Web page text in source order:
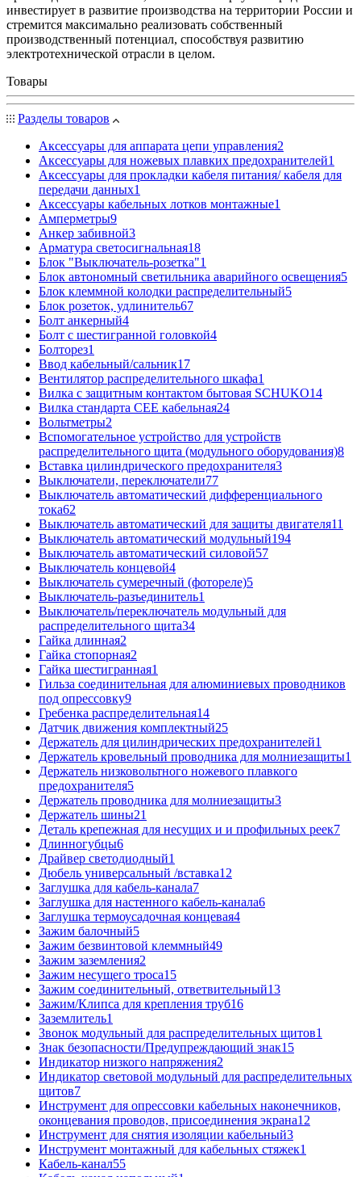
инвестирует в развитие производства на территории России и
стремится максимально реализовать собственный
производственный потенциал, способствуя развитию
электротехнической отрасли в целом.
Товары
Разделы товаров
Аксессуары для аппарата цепи управления2
Аксессуары для ножевых плавких предохранителей1
Аксессуары для прокладки кабеля питания/ кабеля для
передачи данных1
Аксессуары кабельных лотков монтажные1
Амперметры9
Анкер забивной3
Арматура светосигнальная18
Блок "Выключатель-розетка"1
Блок автономный светильника аварийного освещения5
Блок клеммной колодки распределительный5
Блок розеток, удлинитель67
Болт анкерный4
Болт с шестигранной головкой4
Болторез1
Ввод кабельный/сальник17
Вентилятор распределительного шкафа1
Вилка с защитным контактом бытовая SCHUKO14
Вилка стандарта CEE кабельная24
Вольтметры2
Вспомогательное устройство для устройств
распределительного щита (модульного оборудования)8
Вставка цилиндрического предохранителя3
Выключатели, переключатели77
Выключатель автоматический дифференциального
тока62
Выключатель автоматический для защиты двигателя11
Выключатель автоматический модульный194
Выключатель автоматический силовой57
Выключатель концевой4
Выключатель сумеречный (фотореле)5
Выключатель-разъединитель1
Выключатель/переключатель модульный для
распределительного щита34
Гайка длинная2
Гайка стопорная2
Гайка шестигранная1
Гильза соединительная для алюминиевых проводников
под опрессовку9
Гребенка распределительная14
Датчик движения комплектный25
Держатель для цилиндрических предохранителей1
Держатель кровельный проводника для молниезащиты1
Держатель низковольтного ножевого плавкого
предохранителя5
Держатель проводника для молниезащиты3
Держатель шины21
Деталь крепежная для несущих и и профильных реек7
Длинногубцы6
Драйвер светодиодный1
Дюбель универсальный /вставка12
Заглушка для кабель-канала7
Заглушка для настенного кабель-канала6
Заглушка термоусадочная концевая4
Зажим балочный5
Зажим безвинтовой клеммный49
Зажим заземления2
Зажим несущего троса15
Зажим соединительный, ответвительный13
Зажим/Клипса для крепления труб16
Заземлитель1
Звонок модульный для распределительных щитов1
Знак безопасности/Предупреждающий знак15
Индикатор низкого напряжения2
Индикатор световой модульный для распределительных
щитов7
Инструмент для опрессовки кабельных наконечников,
оконцевания проводов, присоединения экрана12
Инструмент для снятия изоляции кабельный3
Инструмент монтажный для кабельных стяжек1
Кабель-канал55